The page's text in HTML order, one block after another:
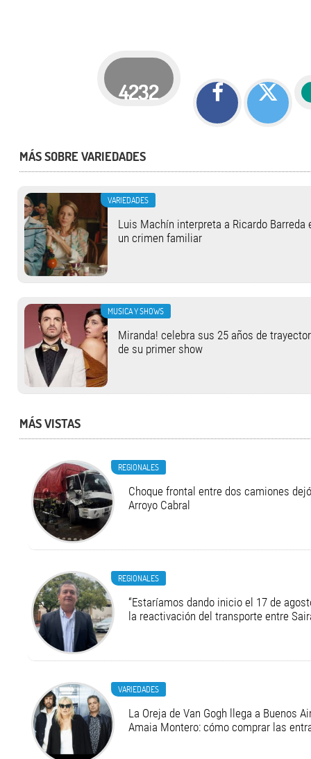
4232
MÁS SOBRE VARIEDADES
VARIEDADES
Luis Machín interpreta a Ricardo Barreda
un crimen familiar
MUSICA Y SHOWS
Miranda! celebra sus 25 años de
de su primer show
MÁS VISTAS
REGIONALES
Choque frontal entre dos camiones
Arroyo Cabral
REGIONALES
“Estaríamos dando inicio el 17 de
la reactivación del transporte entre
VARIEDADES
La Oreja de Van Gogh llega a Buenos
Amaia Montero: cómo comprar las